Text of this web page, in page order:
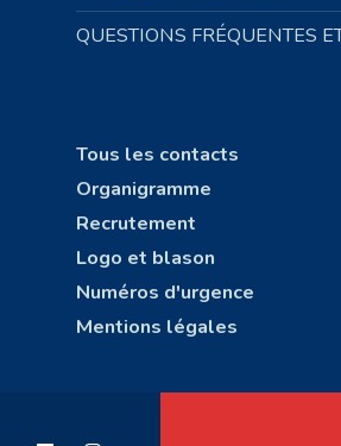
QUESTIONS FRÉQUENTES
Tous les contacts
Organigramme
Recrutement
Logo et blason
Numéros d'urgence
Mentions légales